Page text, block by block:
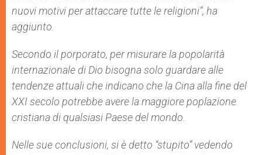
nuovi motivi per attaccare tutte le religioni”, ha
aggiunto.
Secondo il porporato, per misurare la popolarità
internazionale di Dio bisogna solo guardare alle
tendenze attuali che indicano che la Cina alla fine del
XXI secolo potrebbe avere la maggiore poplazione
cristiana di qualsiasi Paese del mondo.
Nelle sue conclusioni, si è detto “stupito” vedendo